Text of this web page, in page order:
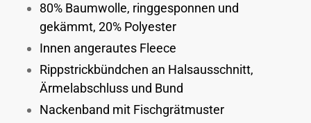
80% Baumwolle, ringgesponnen und
gekämmt, 20% Polyester
Innen angerautes Fleece
Rippstrickbündchen an Halsausschnitt,
Ärmelabschluss und Bund
Nackenband mit Fischgrätmuster